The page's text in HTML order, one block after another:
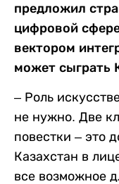
предложил
цифровой
вектором
может сыграть
– Роль
не нужно. Две
повестки – это
Казахстан в
все возможное